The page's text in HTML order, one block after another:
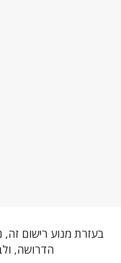
בעזרת מנוע רישום זה,
הדרושה,